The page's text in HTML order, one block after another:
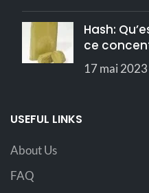
Hash:
ce
17 mai 2023
USEFUL LINKS
About Us
FAQ